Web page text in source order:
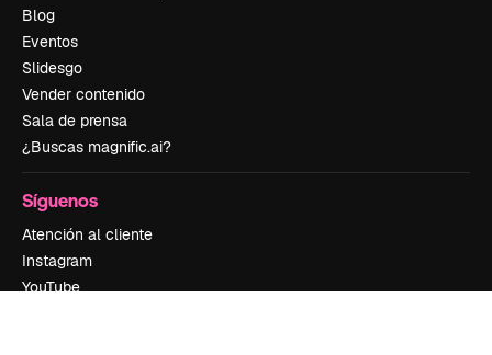
Blog
Eventos
Slidesgo
Vender contenido
Sala de prensa
¿Buscas magnific.ai?
Síguenos
Atención al cliente
Instagram
YouTube